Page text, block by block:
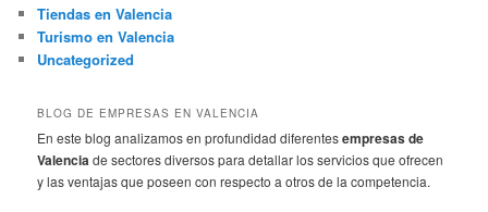
Tiendas en Valencia
Turismo en Valencia
Uncategorized
BLOG DE EMPRESAS EN VALENCIA
En este blog analizamos en profundidad diferentesempresas de
Valenciade sectores diversos para detallar los servicios que ofrecen
y las ventajas que poseen con respecto a otros de la competencia.